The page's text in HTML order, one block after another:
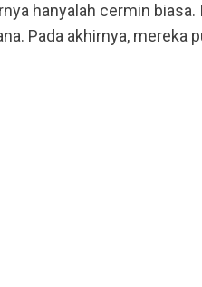
hanyalah cermin
Pada akhirnya, mereka